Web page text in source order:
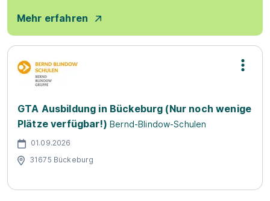
Mehr erfahren
GTA Ausbildung in Bückeburg (Nur noch wenige
Plätze verfügbar!) Bernd-Blindow-Schulen
01.09.2026
31675 Bückeburg